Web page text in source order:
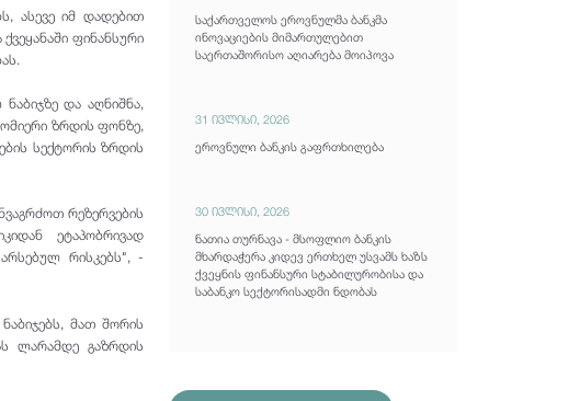
ასევე იმ დადებით
ფინანსური
და აღნიშნა,
ზრდის ფონზე,
სექტორის ზრდის
რეზერვების
ეტაპობრივად
რისკებს", -
მათ შორის
ლარამდე გაზრდის
საქართველოს ეროვნულმა ბანკმა
ინოვაციების მიმართულებით
საერთაშორისო აღიარება მოიპოვა
31 ივლისი, 2026
ეროვნული ბანკის გაფრთხილება
30 ივლისი, 2026
ნათია თურნავა - მსოფლიო ბანკის
მხარდაჭერა კიდევ ერთხელ უსვამს ხაზს
ქვეყნის ფინანსური სტაბილურობისა და
საბანკო სექტორისადმი ნდობას